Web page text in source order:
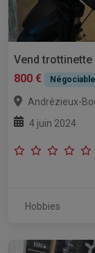
Vend
800 €
Négociable
Andrézieux-
4 juin 2024
Hobbies